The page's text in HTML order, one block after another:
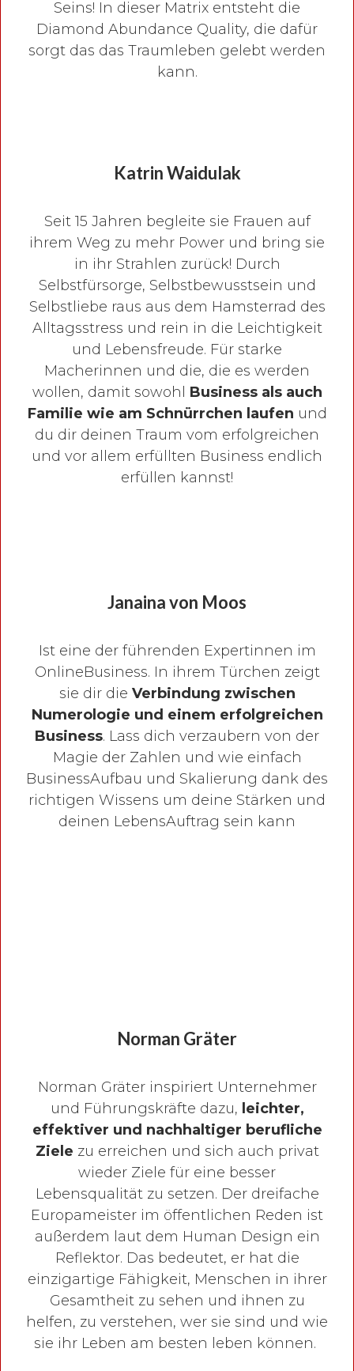
Seins! In dieser Matrix entsteht die
Diamond Abundance Quality, die dafür
sorgt das das Traumleben gelebt werden
kann.
Katrin Waidulak
Seit 15 Jahren begleite sie Frauen auf
ihrem Weg zu mehr Power und bring sie
in ihr Strahlen zurück! Durch
Selbstfürsorge, Selbstbewusstsein und
Selbstliebe raus aus dem Hamsterrad des
Alltagsstress und rein in die Leichtigkeit
und Lebensfreude. Für starke
Macherinnen und die, die es werden
wollen, damit sowohl Business als auch
Familie wie am Schnürrchen laufen und
du dir deinen Traum vom erfolgreichen
und vor allem erfüllten Business endlich
erfüllen kannst!
Janaina von Moos
Ist eine der führenden Expertinnen im
OnlineBusiness. In ihrem Türchen zeigt
sie dir die Verbindung zwischen
Numerologie und einem erfolgreichen
Business. Lass dich verzaubern von der
Magie der Zahlen und wie einfach
BusinessAufbau und Skalierung dank des
richtigen Wissens um deine Stärken und
deinen LebensAuftrag sein kann
Norman Gräter
Norman Gräter inspiriert Unternehmer
und Führungskräfte dazu, leichter,
effektiver und nachhaltiger berufliche
Ziele zu erreichen und sich auch privat
wieder Ziele für eine besser
Lebensqualität zu setzen. Der dreifache
Europameister im öffentlichen Reden ist
außerdem laut dem Human Design ein
Reflektor. Das bedeutet, er hat die
einzigartige Fähigkeit, Menschen in ihrer
Gesamtheit zu sehen und ihnen zu
helfen, zu verstehen, wer sie sind und wie
sie ihr Leben am besten leben können.